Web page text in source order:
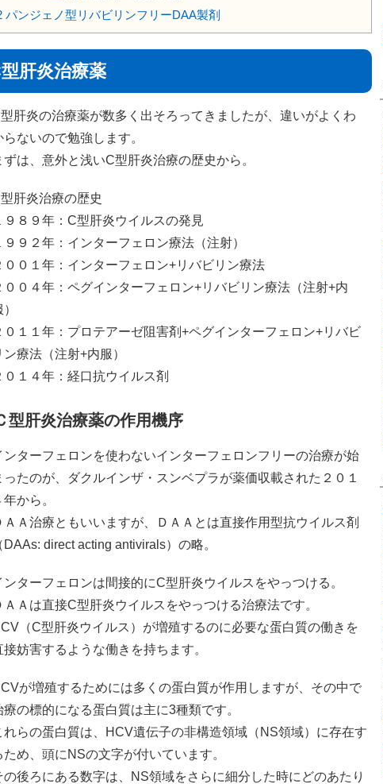
パンジェノ型リバビリンフリーDAA製剤
肝炎治療薬
肝炎の治療薬が数多く出そろってきましたが、違いがよくわ
らないので勉強します。
ずは、意外と浅いC型肝炎治療の歴史から。
肝炎治療の歴史
９８９年：C型肝炎ウイルスの発見
９９２年：インターフェロン療法（注射）
００１年：インターフェロン+リバビリン療法
００４年：ペグインターフェロン+リバビリン療法（注射+内
０１１年：プロテアーゼ阻害剤+ペグインターフェロン+リバビ
ン療法（注射+内服）
０１４年：経口抗ウイルス剤
型肝炎治療薬の作用機序
ンターフェロンを使わないインターフェロンフリーの治療が始
ったのが、ダクルインザ・スンベプラが薬価収載された２０１
年から。
ＡＡ治療ともいいますが、ＤＡＡとは直接作用型抗ウイルス剤
DAAs: direct acting antivirals）の略。
ンターフェロンは間接的にC型肝炎ウイルスをやっつける。
ＡＡは直接C型肝炎ウイルスをやっつける治療法です。
（C型肝炎ウイルス）が増殖するのに必要な蛋白質の働きを
接妨害するような働きを持ちます。
が増殖するためには多くの蛋白質が作用しますが、その中で
療の標的になる蛋白質は主に3種類です。
れらの蛋白質は、HCV遺伝子の非構造領域（NS領域）に存在す
ため、頭にNSの文字が付いています。
の後ろにある数字は、NS領域をさらに細分した時にどのあたり